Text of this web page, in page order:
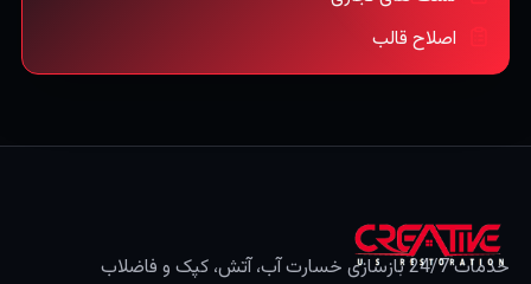
اصلاح قالب
خدمات 24/7 بازسازی خسارت آب، آتش، کپک و فاضلاب